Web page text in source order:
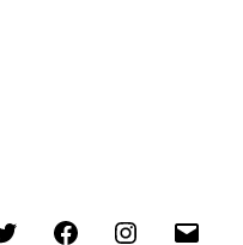
Twitter FacebookInstagram